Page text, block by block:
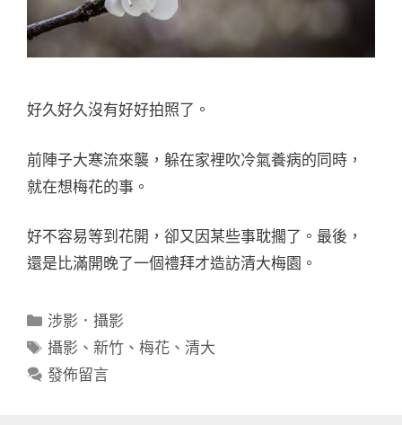
好久好久沒有好好拍照了。
前陣子大寒流來襲，躲在家裡吹冷氣養病的同時，
就在想梅花的事。
好不容易等到花開，卻又因某些事耽擱了。最後，
還是比滿開晚了一個禮拜才造訪清大梅園。
分
類
涉影．攝影
標
籤
攝影 、新竹 、梅花 、清大
發佈留言